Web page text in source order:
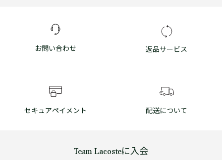
お問い合わせ 返品サービス
セキュアペイメント 配送について
Team Lacosteに入会